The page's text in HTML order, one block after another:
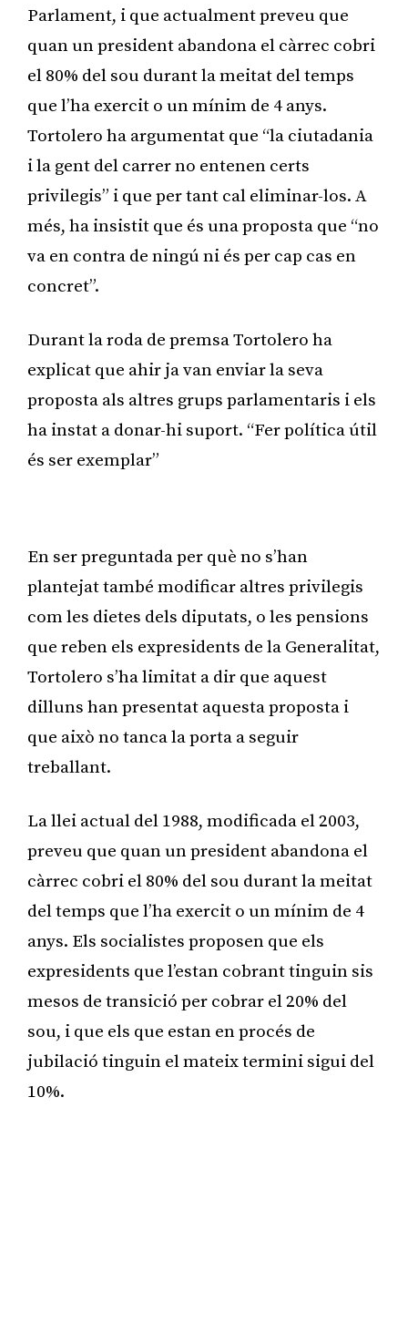
Parlament, i que actualment preveu que
quan un president abandona el càrrec cobri
el 80% del sou durant la meitat del temps
que l’ha exercit o un mínim de 4 anys.
Tortolero ha argumentat que “la ciutadania
i la gent del carrer no entenen certs
privilegis” i que per tant cal eliminar-los. A
més, ha insistit que és una proposta que “no
va en contra de ningú ni és per cap cas en
concret”.
Durant la roda de premsa Tortolero ha
explicat que ahir ja van enviar la seva
proposta als altres grups parlamentaris i els
ha instat a donar-hi suport. “Fer política útil
és ser exemplar”
En ser preguntada per què no s’han
plantejat també modificar altres privilegis
com les dietes dels diputats, o les pensions
que reben els expresidents de la Generalitat,
Tortolero s’ha limitat a dir que aquest
dilluns han presentat aquesta proposta i
que això no tanca la porta a seguir
treballant.
La llei actual del 1988, modificada el 2003,
preveu que quan un president abandona el
càrrec cobri el 80% del sou durant la meitat
del temps que l’ha exercit o un mínim de 4
anys. Els socialistes proposen que els
expresidents que l’estan cobrant tinguin sis
mesos de transició per cobrar el 20% del
sou, i que els que estan en procés de
jubilació tinguin el mateix termini sigui del
10%.